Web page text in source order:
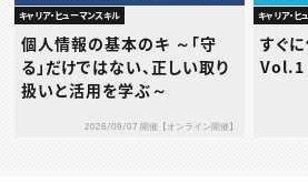
キャリア・ヒューマンスキル
個人情報の基本のキ ～「守
る」だけではない、正しい取り
扱いと活用を学ぶ～
2026/09/07 開催【オンライン開催】
キャリア・ヒ
すぐ
Vol.1